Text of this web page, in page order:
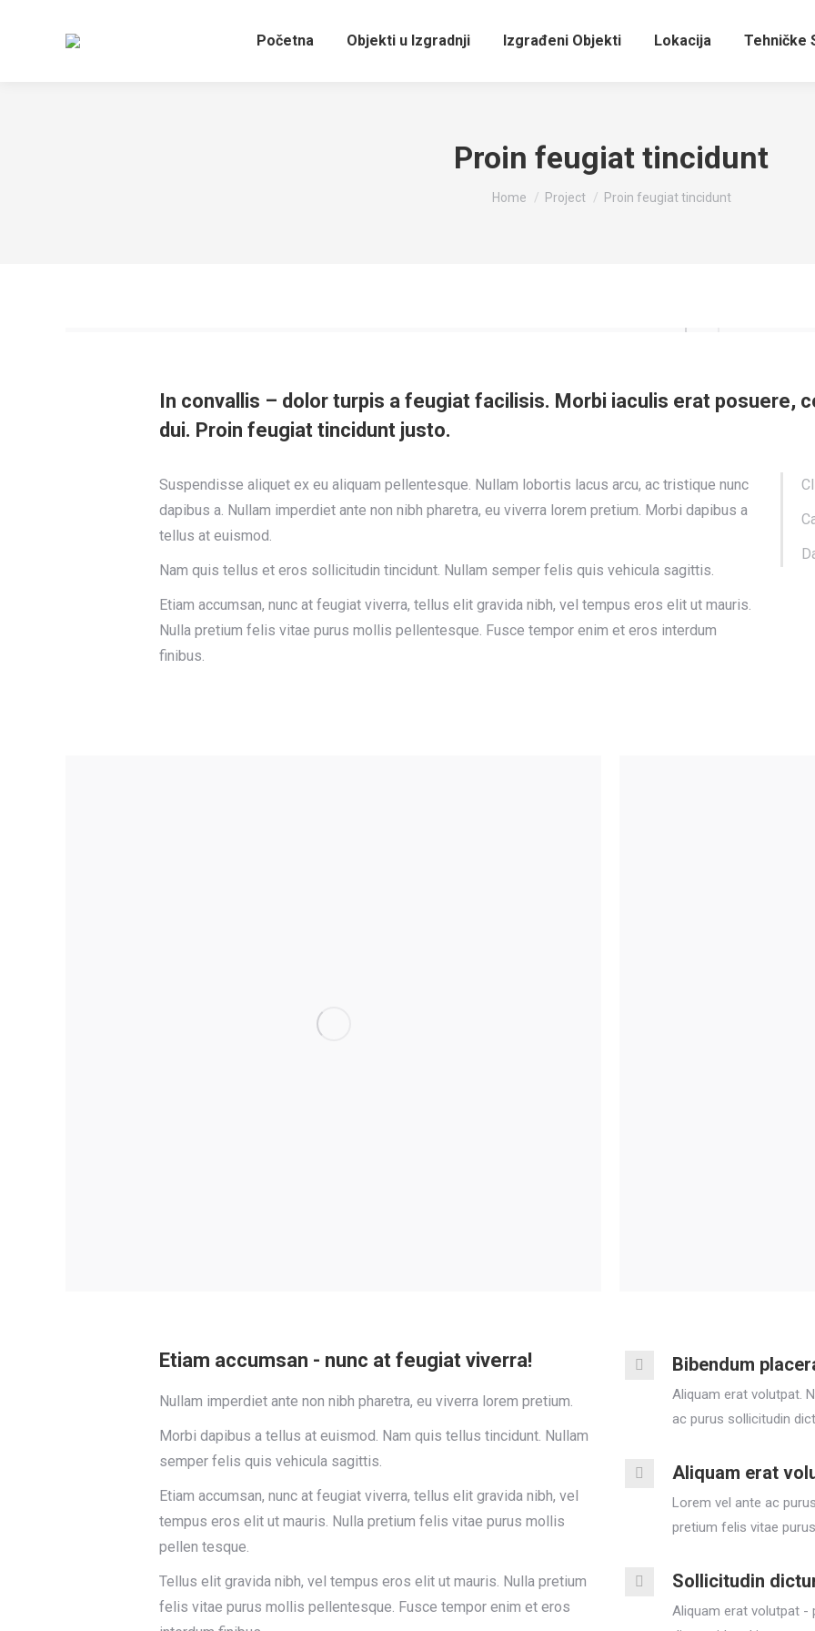
Početna Objekti u Izgradnji Izgrađeni Objekti Lokacija Tehničke
Proin feugiat tincidunt
You are here:
Home Project Proin feugiat tincidunt
In convallis – dolor turpis a feugiat facilisis. Morbi iaculis erat posuere,
dui. Proin feugiat tincidunt justo.
Suspendisse aliquet ex eu aliquam pellentesque. Nullam lobortis lacus arcu, ac tristique nunc
dapibus a. Nullam imperdiet ante non nibh pharetra, eu viverra lorem pretium. Morbi dapibus a
tellus at euismod.
Nam quis tellus et eros sollicitudin tincidunt. Nullam semper felis quis vehicula sagittis.
Etiam accumsan, nunc at feugiat viverra, tellus elit gravida nibh, vel tempus eros elit ut mauris.
Nulla pretium felis vitae purus mollis pellentesque. Fusce tempor enim et eros interdum
finibus.
Etiam accumsan - nunc at feugiat viverra!
Nullam imperdiet ante non nibh pharetra, eu viverra lorem pretium.
Morbi dapibus a tellus at euismod. Nam quis tellus tincidunt. Nullam
semper felis quis vehicula sagittis.
Etiam accumsan, nunc at feugiat viverra, tellus elit gravida nibh, vel
tempus eros elit ut mauris. Nulla pretium felis vitae purus mollis
pellen tesque.
Tellus elit gravida nibh, vel tempus eros elit ut mauris. Nulla pretium
felis vitae purus mollis pellentesque. Fusce tempor enim et eros
Bibendum
Aliquam erat volutpat.
ac purus sollicitudin
Aliquam erat
Lorem vel ante ac
pretium felis vitae
Sollicitudin
Aliquam erat volutpat -